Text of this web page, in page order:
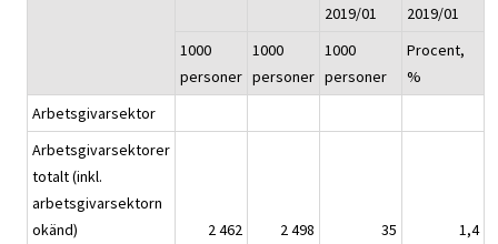
2019/01
2019/01
1000
personer
1000
personer
1000
personer
Procent,
%
Arbetsgivarsektor
Arbetsgivarsektorer
totalt (inkl.
arbetsgivarsektorn
okänd)
2 462 2 498 35
1,4